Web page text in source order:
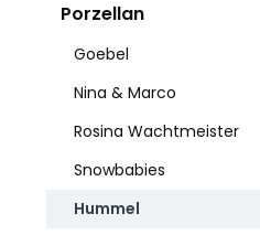
Porzellan
Goebel
Nina & Marco
Rosina Wachtmeister
Snowbabies
Hummel